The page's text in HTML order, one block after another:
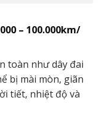
– 100.000km/
toàn như dây đai
bị mài mòn, giãn
tiết, nhiệt độ và